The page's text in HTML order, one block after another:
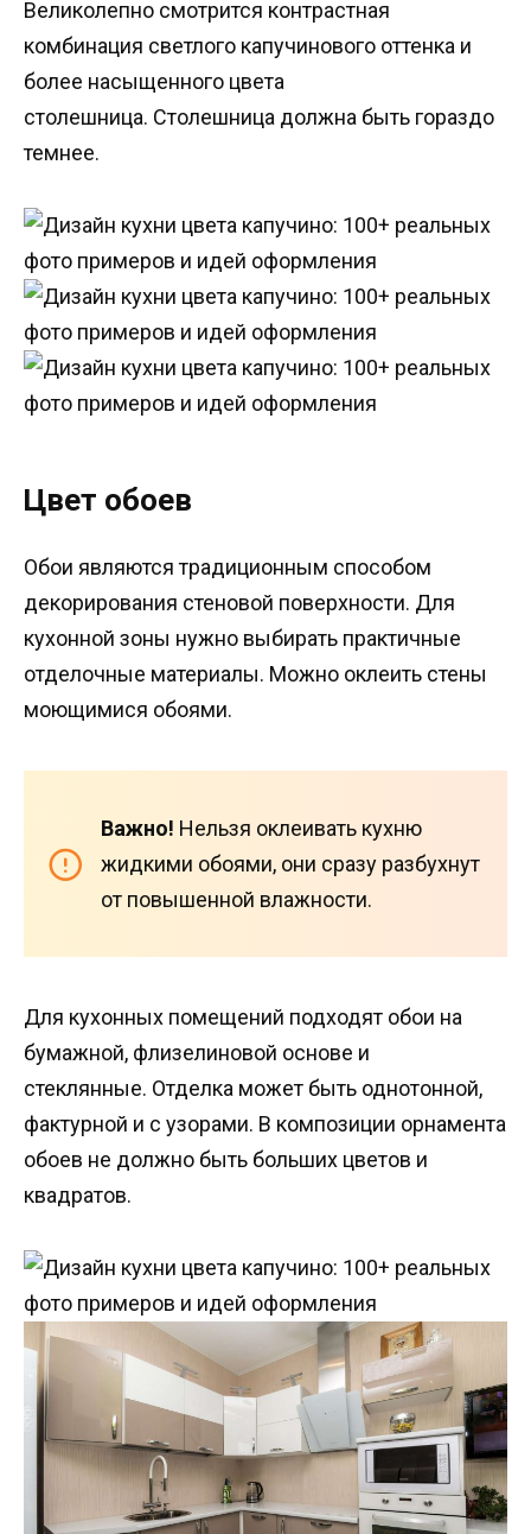
Великолепно смотрится контрастная
комбинация светлого капучинового оттенка и
более насыщенного цвета
столешница. Столешница должна быть гораздо
темнее.
Цвет обоев
Обои являются традиционным способом
декорирования стеновой поверхности. Для
кухонной зоны нужно выбирать практичные
отделочные материалы. Можно оклеить стены
моющимися обоями.
Важно! Нельзя оклеивать кухню
жидкими обоями, они сразу разбухнут
от повышенной влажности.
Для кухонных помещений подходят обои на
бумажной, флизелиновой основе и
стеклянные. Отделка может быть однотонной,
фактурной и с узорами. В композиции орнамента
обоев не должно быть больших цветов и
квадратов.